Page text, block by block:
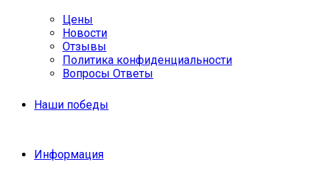
Цены
Новости
Отзывы
Политика конфиденциальности
Вопросы Ответы
Наши победы
Информация